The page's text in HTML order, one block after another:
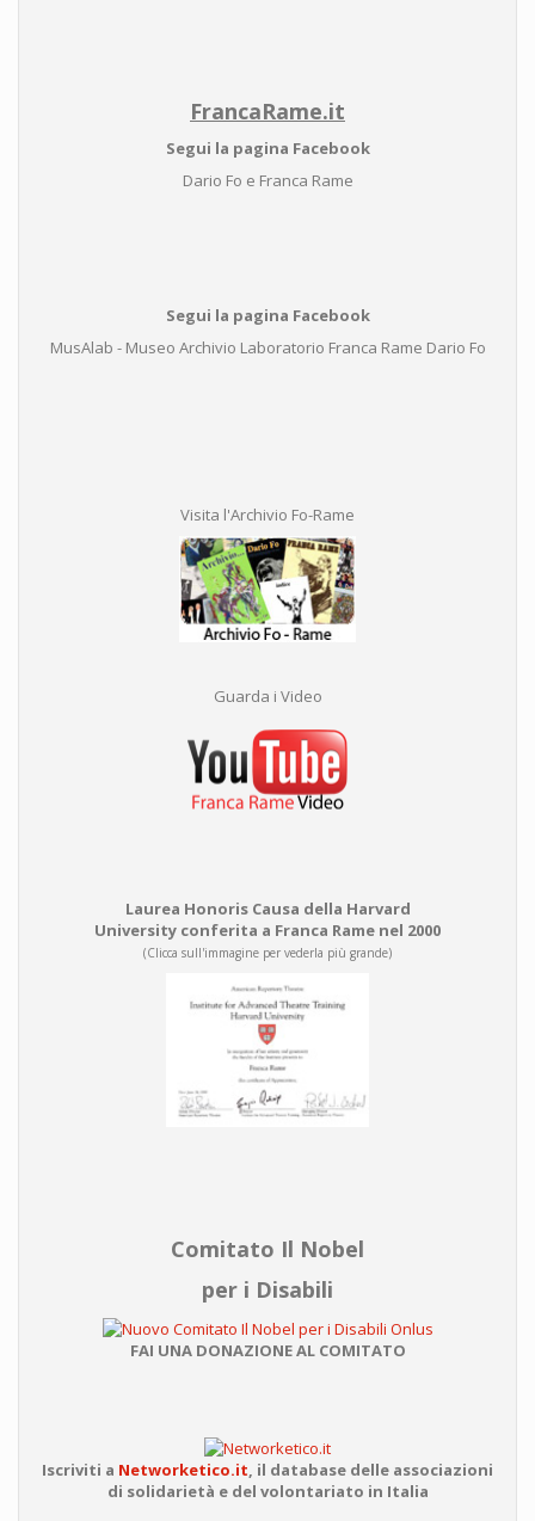
FrancaRame.it
Segui la pagina Facebook
Dario Fo e Franca Rame
Segui la pagina Facebook
MusAlab - Museo Archivio Laboratorio Franca Rame Dario Fo
Visita l'Archivio Fo-Rame
Guarda i Video
Laurea Honoris Causa della Harvard
University conferita a Franca Rame nel 2000
(Clicca sull'immagine per vederla più grande)
Comitato Il Nobel
per i Disabili
FAI UNA DONAZIONE AL COMITATO
Iscriviti a Networketico.it, il database delle associazioni
di solidarietà e del volontariato in Italia